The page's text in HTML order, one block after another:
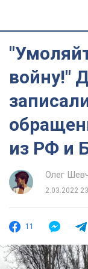
войну!"
из РФ и
Олег
2.03.2022
11